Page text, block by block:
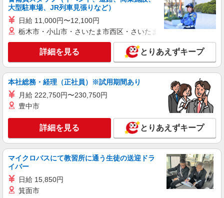
キープ 詳細を見る
派遣社員
株式会社トラストグロース 新宿本社 第3営業部
ショートステイでの介護士
時給：初任者研修1300〜1400円/実務者研修
1400〜1450円/介護福祉士1450〜1550円 ※資格や
経験による
東京都東久留米市
詳細を見る
株式会社kotrio /●SW-S-2021979
≪東久留米駅≫定着率高い人気のデイサービス
スタッフ★残業少なめ
【正社員】月給240,000〜400,000円 ・基本
給：200,000円〜220,000円 ・資格手当：10,000〜
大型駐車場、JR列車見張りなど）
日給 11,000円〜12,100円
栃木市・小山市・さいたま市西区・さいたま市岩槻区・久喜市・
詳細を見る とりあえずキープ
本社総務・経理（正社員）※試用期間あり
月給 222,750円〜230,750円
豊中市
詳細を見る とりあえずキープ
マイクロバスにて教習所に通う生徒の送迎ドラ
イバー
日給 15,850円
箕面市